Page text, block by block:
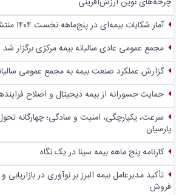
آمار شکایات بیمه‌ای در پنج‌‌ماهه نخست ۱۴۰۴ منتشر شد
مجمع عمومی عادی سالیانه بیمه مرکزی برگزار شد
گزارش عملکرد صنعت بیمه به مجمع عمومی سالیانه
حمایت جسورانه از بیمه دیجیتال و اصلاح
سرعت، یکپارچگی، امنیت و سادگی؛ چهار‌گانه
پارسیان
کارنامه پنج ماهه بیمه سینا در یک نگاه
تأکید مدیرعامل بیمه البرز بر نوآوری در بازاریابی
فروش